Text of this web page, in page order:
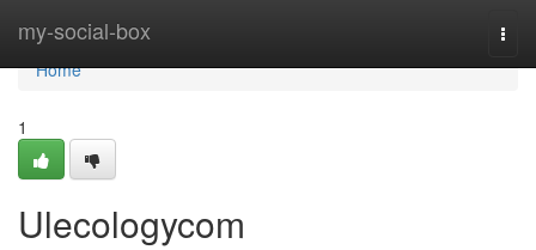
my-social-box
Home
Home
1
Ulecologycom